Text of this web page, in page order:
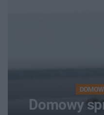
Domowy